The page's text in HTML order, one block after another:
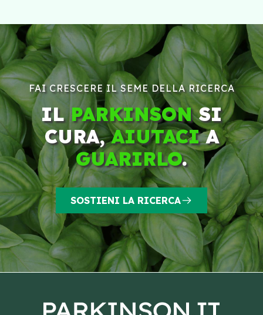
FAI CRESCERE IL SEME DELLA RICERCA
ILPARKINSONSI
CURA,AIUTACIA
GUARIRLO.
SOSTIENI LA RICERCA